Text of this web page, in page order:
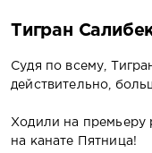
Тигран
Судя по всему,
действительно,
Ходили на премьеру
на канате Пятница!